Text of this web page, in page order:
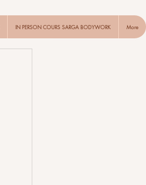
IN PERSON COURS SARGA BODYWORK More